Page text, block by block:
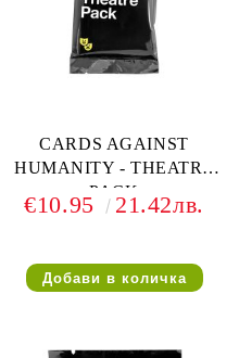
CARDS AGAINST
HUMANITY - THEATRE
PACK
€10.95 21.42лв.